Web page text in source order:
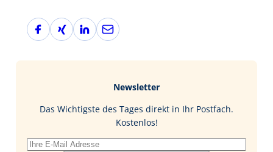
F
a
X
i
L
i
I
E
-
Newsletter
Das Wichtigste des Tages direkt in Ihr Postfach.
Kostenlos!